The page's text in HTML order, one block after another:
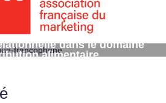
dans le domaine
alimentaire